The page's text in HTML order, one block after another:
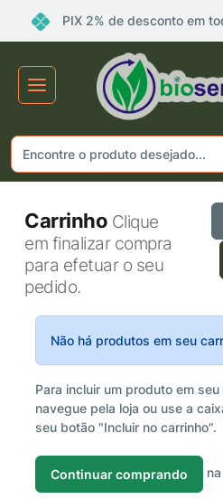
PIX 2% de desconto em
Carrinho Clique
em finalizar compra
para efetuar o seu
pedido.
Não há produtos em seu
Para incluir um produto em
navegue pela loja ou use a
seu botão "Incluir no carrinho".
Continuar comprando